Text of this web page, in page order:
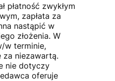
płatność zwykłym
zapłata za
nastąpić w
złożenia. W
w terminie,
za niezawartą.
nie dotyczy
oferuje